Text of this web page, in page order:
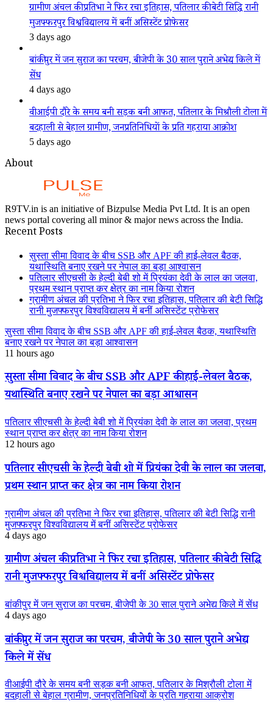
ग्रामीण अंचल की प्रतिभा ने फिर रचा इतिहास, पतिलार की बेटी सिद्धि रानी
मुजफ्फरपुर विश्वविद्यालय में बनीं असिस्टेंट प्रोफेसर
3 days ago
बांकीपुर में जन सुराज का परचम, बीजेपी के 30 साल पुराने अभेद्य किले में
सेंध
4 days ago
वीआईपी दौरे के समय बनी सड़क बनी आफत, पतिलार के मिश्रौली टोला में
बदहाली से बेहाल ग्रामीण, जनप्रतिनिधियों के प्रति गहराया आक्रोश
5 days ago
About
R9TV.in is an initiative of Bizpulse Media Pvt Ltd. It is an open
news portal covering all minor & major news across the India.
Recent Posts
सुस्ता सीमा विवाद के बीच SSB और APF की हाई-लेवल बैठक,
यथास्थिति बनाए रखने पर नेपाल का बड़ा आश्वासन
पतिलार सीएचसी के हेल्दी बेबी शो में प्रियंका देवी के लाल का जलवा,
प्रथम स्थान प्राप्त कर क्षेत्र का नाम किया रोशन
ग्रामीण अंचल की प्रतिभा ने फिर रचा इतिहास, पतिलार की बेटी सिद्धि
रानी मुजफ्फरपुर विश्वविद्यालय में बनीं असिस्टेंट प्रोफेसर
सुस्ता सीमा विवाद के बीच SSB और APF की हाई-लेवल बैठक, यथास्थिति
बनाए रखने पर नेपाल का बड़ा आश्वासन
11 hours ago
सुस्ता सीमा विवाद के बीच SSB और APF की हाई-लेवल बैठक,
यथास्थिति बनाए रखने पर नेपाल का बड़ा आश्वासन
पतिलार सीएचसी के हेल्दी बेबी शो में प्रियंका देवी के लाल का जलवा, प्रथम
स्थान प्राप्त कर क्षेत्र का नाम किया रोशन
12 hours ago
पतिलार सीएचसी के हेल्दी बेबी शो में प्रियंका देवी के लाल का जलवा,
प्रथम स्थान प्राप्त कर क्षेत्र का नाम किया रोशन
ग्रामीण अंचल की प्रतिभा ने फिर रचा इतिहास, पतिलार की बेटी सिद्धि रानी
मुजफ्फरपुर विश्वविद्यालय में बनीं असिस्टेंट प्रोफेसर
4 days ago
ग्रामीण अंचल की प्रतिभा ने फिर रचा इतिहास, पतिलार की बेटी सिद्धि
रानी मुजफ्फरपुर विश्वविद्यालय में बनीं असिस्टेंट प्रोफेसर
बांकीपुर में जन सुराज का परचम, बीजेपी के 30 साल पुराने अभेद्य किले में सेंध
4 days ago
बांकीपुर में जन सुराज का परचम, बीजेपी के 30 साल पुराने अभेद्य
किले में सेंध
वीआईपी दौरे के समय बनी सड़क बनी आफत, पतिलार के मिश्रौली टोला में
बदहाली से बेहाल ग्रामीण, जनप्रतिनिधियों के प्रति गहराया आक्रोश